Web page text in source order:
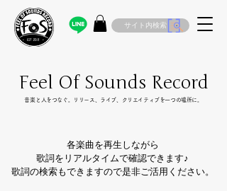
サイト内検索
Feel Of Sounds Record
​音楽と人をつなぐ。リリース、ライブ、クリエイティブを一つの場所に。
各楽曲を再生しながら
歌詞をリアルタイムで確認できます♪
歌詞の検索もできますので是非ご活用ください。